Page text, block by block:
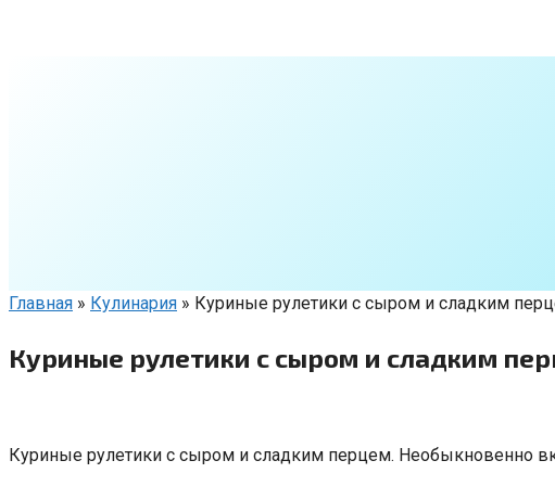
Главная » Кулинария » Куриные рулетики с сыром и сладким
Куриные рулетики с сыром и сладким
Куриные рулетики с сыром и сладким перцем. Необыкновенно